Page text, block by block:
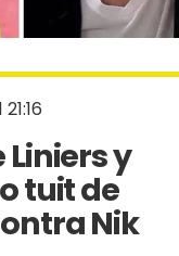
y
tuit de
Nik